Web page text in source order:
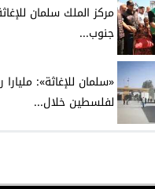
مركز الملك سلمان
جنوب...
«سلمان للإغاثة»:
لفلسطين خلال...